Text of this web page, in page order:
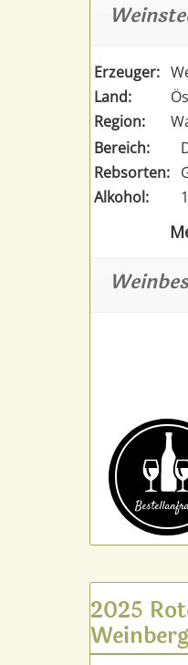
Erzeuger:
Land:
Region:
Bereich:
Rebsorten:
Alkohol:
2025